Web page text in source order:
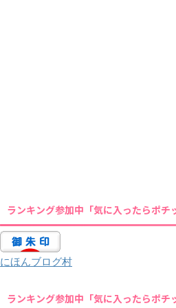
ランキング参加中「気に入ったらポチ
にほんブログ村
ランキング参加中「気に入ったらポチ